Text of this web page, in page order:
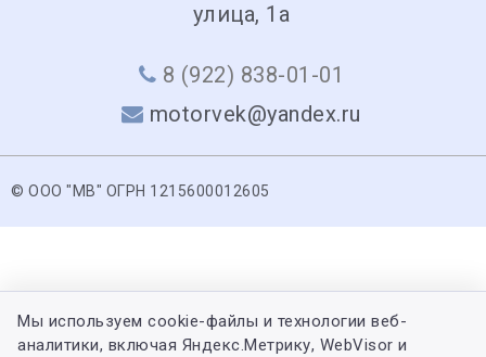
улица, 1а
8 (922) 838-01-01
motorvek@yandex.ru
© ООО "МВ" ОГРН 1215600012605
Мы используем cookie-файлы и технологии веб-
аналитики, включая Яндекс.Метрику, WebVisor и